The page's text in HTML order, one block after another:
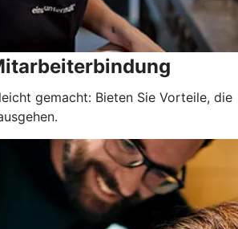
gemacht: Bieten Sie Vorteile, die